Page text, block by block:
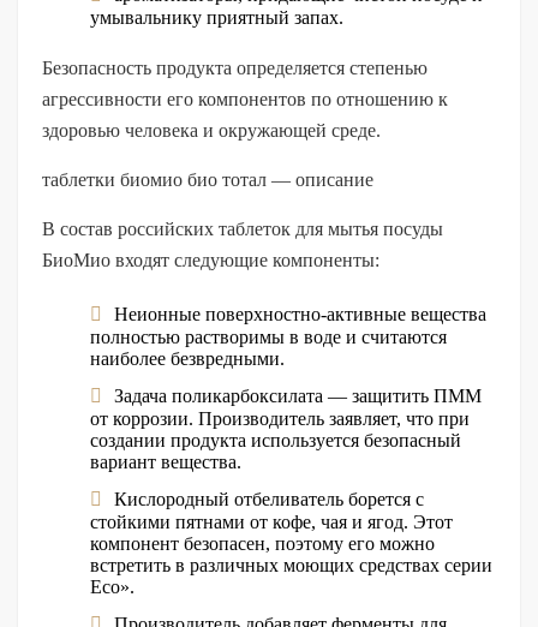
умывальнику приятный запах.
Безопасность продукта определяется степенью
агрессивности его компонентов по отношению к
здоровью человека и окружающей среде.
таблетки биомио био тотал — описание
В состав российских таблеток для мытья посуды
БиоМио входят следующие компоненты:
Неионные поверхностно-активные вещества
полностью растворимы в воде и считаются
наиболее безвредными.
Задача поликарбоксилата — защитить ПММ
от коррозии. Производитель заявляет, что при
создании продукта используется безопасный
вариант вещества.
Кислородный отбеливатель борется с
стойкими пятнами от кофе, чая и ягод. Этот
компонент безопасен, поэтому его можно
встретить в различных моющих средствах серии
Eco».